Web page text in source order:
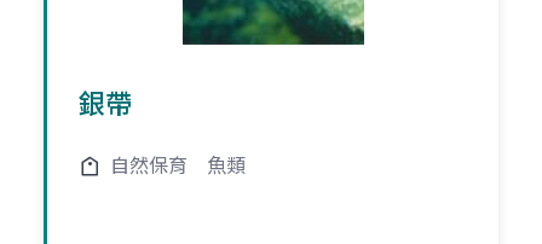
銀帶
自然保育 魚類